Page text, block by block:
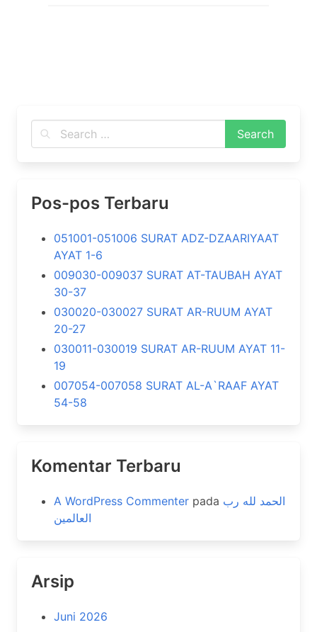
Pos-pos Terbaru
051001-051006 SURAT ADZ-DZAARIYAAT
AYAT 1-6
009030-009037 SURAT AT-TAUBAH AYAT
30-37
030020-030027 SURAT AR-RUUM AYAT
20-27
030011-030019 SURAT AR-RUUM AYAT 11-
19
007054-007058 SURAT AL-A`RAAF AYAT
54-58
Komentar Terbaru
A WordPress Commenter pada الحمد لله رب
العالمين
Arsip
Juni 2026